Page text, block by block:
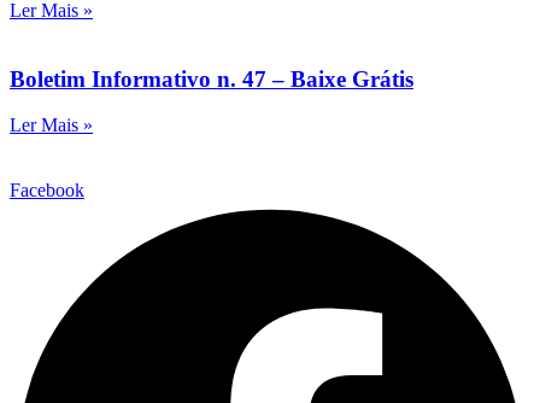
Ler Mais »
Boletim Informativo n. 47 – Baixe Grátis
Ler Mais »
Facebook